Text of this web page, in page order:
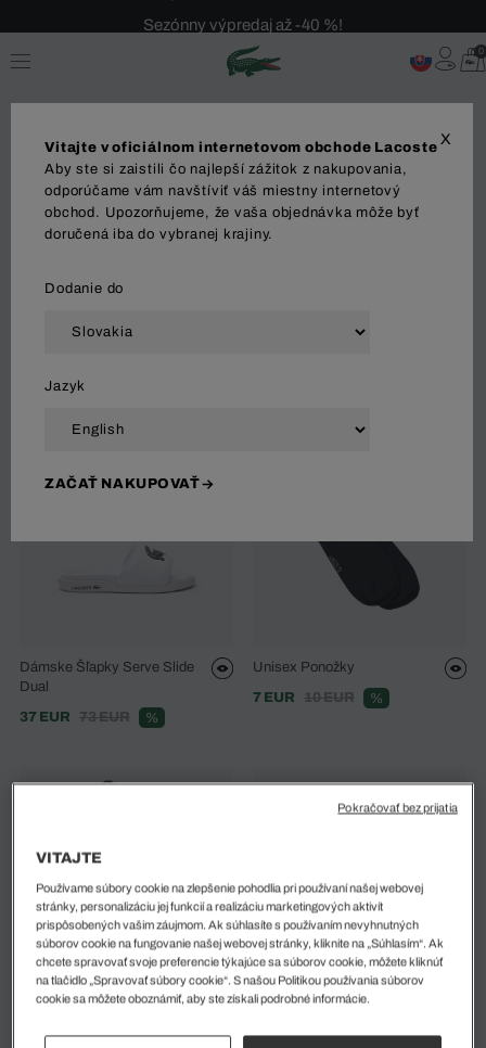
Sezónny výpredaj až -40 %!
Bezplatné vrátenie!
0
MUŽI OBLEČENIE OBUV
Dámske Šľapky Serve Slide
Dual
37 EUR
73 EUR %
Unisex Ponožky
7 EUR
10 EUR %
Pánsky Náramok
91 EUR 130 EUR %
X
Vitajte v oficiálnom internetovom obchode Lacoste
Aby ste si zaistili čo najlepší zážitok z nakupovania,
odporúčame vám navštíviť váš miestny internetový
obchod. Upozorňujeme, že vaša objednávka môže byť
doručená iba do vybranej krajiny.
Dodanie do
Jazyk
ZAČAŤ NAKUPOVAŤ
VITAJTE
Používame súbory cookie na zlepšenie pohodlia pri používaní našej webovej
stránky, personalizáciu jej funkcií a realizáciu marketingových aktivít
prispôsobených vašim záujmom. Ak súhlasíte s používaním nevyhnutných
súborov cookie na fungovanie našej webovej stránky, kliknite na „Súhlasím“. Ak
chcete spravovať svoje preferencie týkajúce sa súborov cookie, môžete kliknúť
na tlačidlo „Spravovať súbory cookie“. S našou Politikou používania súborov
cookie sa môžete oboznámiť, aby ste získali podrobné informácie.
Pokračovať bez prijatia